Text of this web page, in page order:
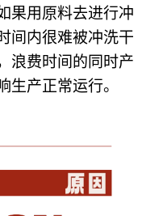
果用原料去进行冲
间内很难被冲洗干
浪费时间的同时产
产正常运行。